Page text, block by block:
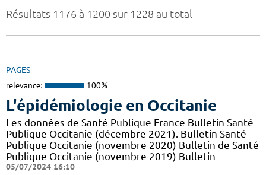
Résultats 1176 à 1200 sur 1228 au total
PAGES
relevance: 100%
L'épidémiologie en Occitanie
Les données de Santé Publique France Bulletin Santé
Publique Occitanie (décembre 2021). Bulletin Santé
Publique Occitanie (novembre 2020) Bulletin de Santé
Publique Occitanie (novembre 2019) Bulletin
05/07/2024 16:10